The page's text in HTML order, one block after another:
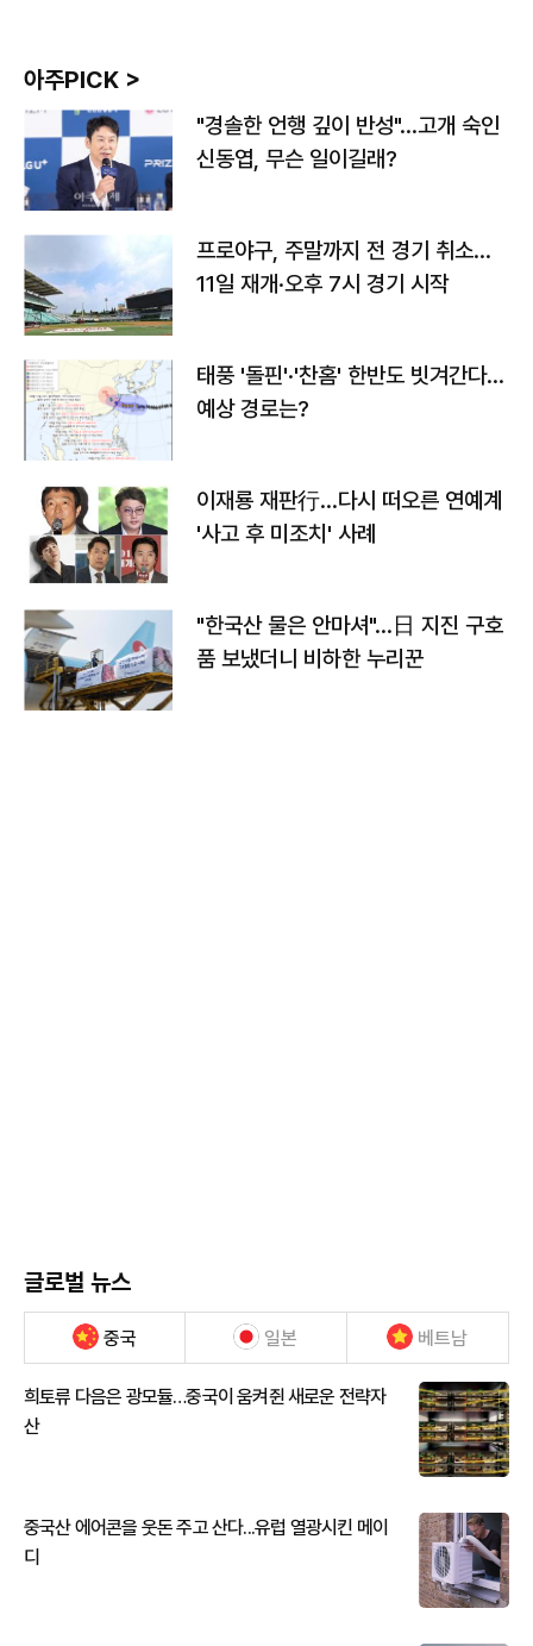
아주PICK >
"경솔한 언행 깊이 반성"…고개 숙인
신동엽, 무슨 일이길래?
프로야구, 주말까지 전 경기 취소…
11일 재개·오후 7시 경기 시작
태풍 '돌핀'·'찬홈' 한반도 빗겨간다…
예상 경로는?
이재룡 재판行…다시 떠오른 연예계
'사고 후 미조치' 사례
"한국산 물은 안마셔"…日 지진 구호
품 보냈더니 비하한 누리꾼
글로벌 뉴스
중국 일본 베트남
희토류 다음은 광모듈…중국이 움켜쥔 새로운 전략자
산
중국산 에어콘을 웃돈 주고 산다...유럽 열광시킨 메이
디